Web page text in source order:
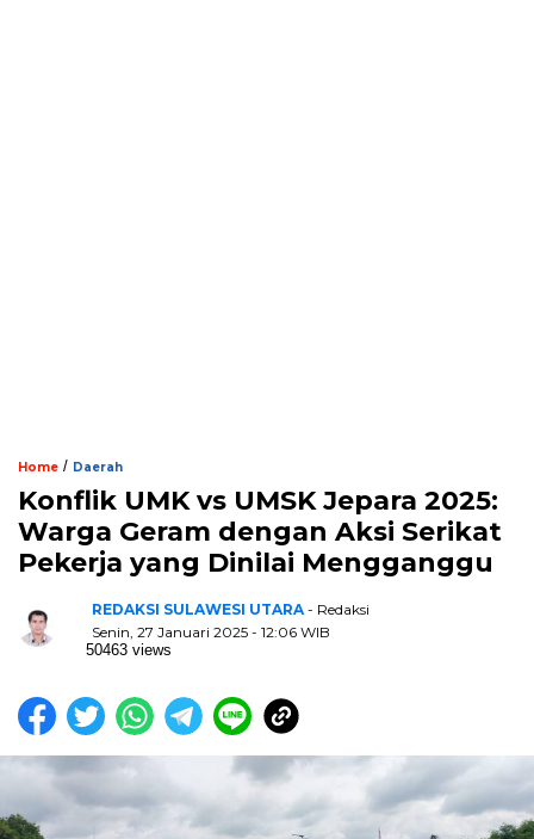
Home / Daerah
Konflik UMK vs UMSK Jepara 2025:
Warga Geram dengan Aksi Serikat
Pekerja yang Dinilai Mengganggu
REDAKSI SULAWESI UTARA - Redaksi
Senin, 27 Januari 2025 - 12:06 WIB
50463 views